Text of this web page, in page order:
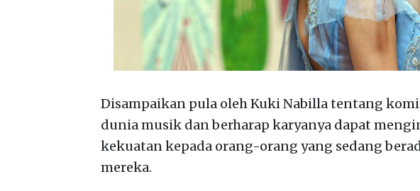
Disampaikan pula oleh Kuki Nabilla tentang
dunia musik dan berharap karyanya dapat
kekuatan kepada orang-orang yang sedang
mereka.